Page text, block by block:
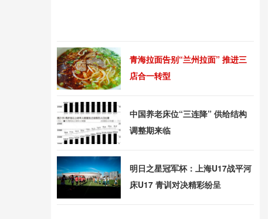
青海拉面告别“兰州拉面” 推进三
店合一转型
中国养老床位“三连降” 供给结构
调整期来临
明日之星冠军杯：上海U17战平河
床U17 青训对决精彩纷呈